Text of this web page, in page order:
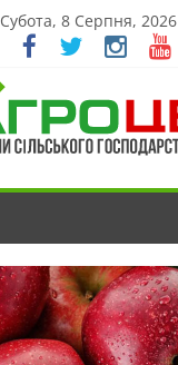
Субота, 8 Серпня, 2026